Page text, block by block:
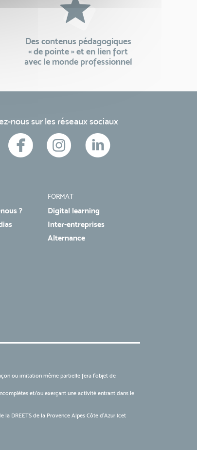
Des contenus pédagogiques
« de pointe » et en lien fort
avec le monde professionnel
nous sur les réseaux sociaux
?
FORMAT
Digital learning
Inter-entreprises
Alternance
ou imitation même partielle fera l'objet de
et/ou exerçant une activité entrant dans le
DREETS de la Provence Alpes Côte d’Azur (cet